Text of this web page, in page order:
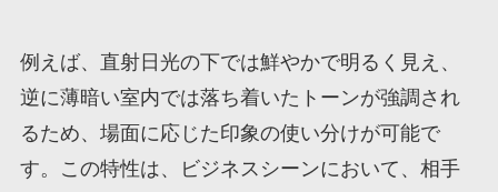
例えば、直射日光の下では鮮やかで明るく見え、
逆に薄暗い室内では落ち着いたトーンが強調され
るため、場面に応じた印象の使い分けが可能で
す。この特性は、ビジネスシーンにおいて、相手